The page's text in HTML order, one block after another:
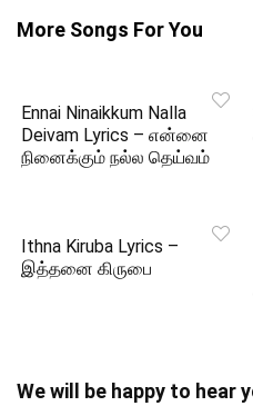
More Songs For You
Ennai Ninaikkum Nalla
Deivam Lyrics – என்னை
நினைக்கும் நல்ல தெய்வம்
Ithna Kiruba Lyrics –
இத்தனை கிருபை
We will be happy to hear